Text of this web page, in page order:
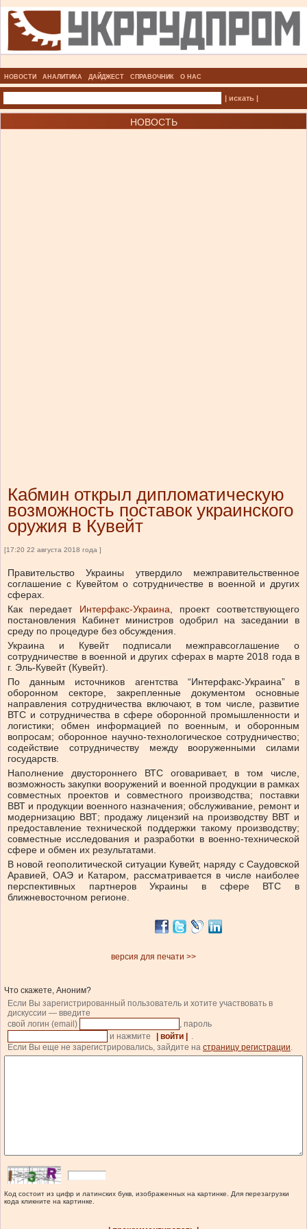
НОВОСТИ АНАЛИТИКА ДАЙДЖЕСТ СПРАВОЧНИК О НАС
| искать |
НОВОСТЬ
Кабмин открыл дипломатическую
возможность поставок украинского
оружия в Кувейт
[17:20 22 августа 2018 года ]
Правительство Украины утвердило межправительственное
соглашение с Кувейтом о сотрудничестве в военной и других
сферах.
Как передает Интерфакс-Украина, проект соответствующего
постановления Кабинет министров одобрил на заседании в
среду по процедуре без обсуждения.
Украина и Кувейт подписали межправсоглашение о
сотрудничестве в военной и других сферах в марте 2018 года в
г. Эль-Кувейт (Кувейт).
По данным источников агентства “Интерфакс-Украина” в
оборонном секторе, закрепленные документом основные
направления сотрудничества включают, в том числе, развитие
ВТС и сотрудничества в сфере оборонной промышленности и
логистики; обмен информацией по военным, и оборонным
вопросам; оборонное научно-технологическое сотрудничество;
содействие сотрудничеству между вооруженными силами
государств.
Наполнение двустороннего ВТС оговаривает, в том числе,
возможность закупки вооружений и военной продукции в рамках
совместных проектов и совместного производства; поставки
ВВТ и продукции военного назначения; обслуживание, ремонт и
модернизацию ВВТ; продажу лицензий на производству ВВТ и
предоставление технической поддержки такому производству;
совместные исследования и разработки в военно-технической
сфере и обмен их результатами.
В новой геополитической ситуации Кувейт, наряду с Саудовской
Аравией, ОАЭ и Катаром, рассматривается в числе наиболее
перспективных партнеров Украины в сфере ВТС в
ближневосточном регионе.
версия для печати >>
Что скажете, Аноним?
Если Вы зарегистрированный пользователь и хотите участвовать в
дискуссии — введите
свой логин (email)
, пароль
и нажмите
| войти |
.
Если Вы еще не зарегистрировались, зайдите на страницу регистрации.
Код состоит из цифр и латинских букв, изображенных на картинке. Для перезагрузки
кода кликните на картинке.